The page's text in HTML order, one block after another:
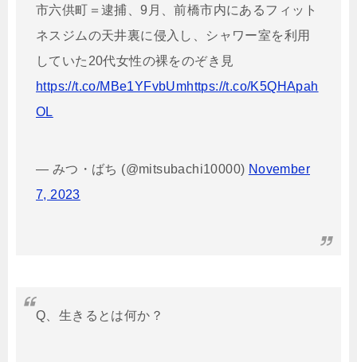
市六供町＝逮捕、9月、前橋市内にあるフィット
ネスジムの天井裏に侵入し、シャワー室を利用
していた20代女性の裸をのぞき見
https://t.co/MBe1YFvbUmhttps://t.co/K5QHApah
OL
— みつ・ばち (@mitsubachi10000) November
7, 2023
Q、生きるとは何か？